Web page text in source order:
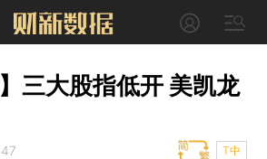
】三大股指低开 美凯龙
T中